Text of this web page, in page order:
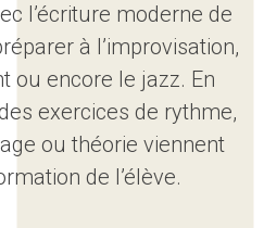
l’écriture moderne de
à l’improvisation,
ou encore le jazz. En
exercices de rythme,
ou théorie viennent
de l’élève.